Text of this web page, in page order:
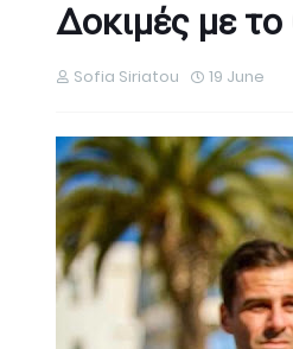
Δοκιμές με
Sofia Siriatou 19 June